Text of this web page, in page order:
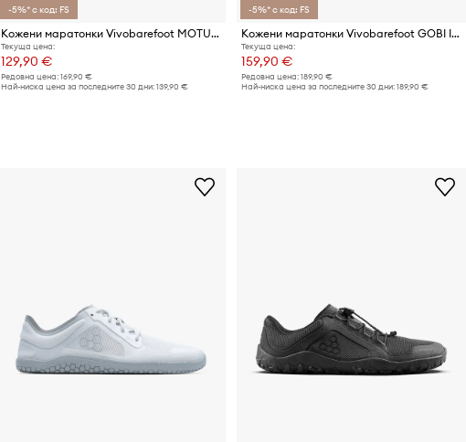
-5%* с код: FS
Кожени маратонки Vivobarefoot MOTUS STUDIO SNEAKER LTH
Текуща цена:
129,90 €
Редовна цена: 169,90 €
Най-ниска цена за последните 30 дни: 139,90 €
-5%* с код: FS
Кожени маратонки Vivobarefoot GOBI II PREMIUM LEATHER
Текуща цена:
159,90 €
Редовна цена: 189,90 €
Най-ниска цена за последните 30 дни: 189,90 €